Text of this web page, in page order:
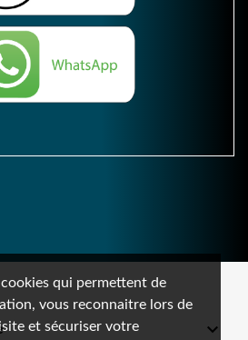
qui permettent de
vous reconnaitre lors de
et sécuriser votre
